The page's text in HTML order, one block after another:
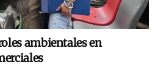
ambientales en